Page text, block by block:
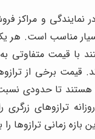
نمایندگی و مراکز
مناسب است. هر یک
با قیمت متفاوتی
قیمت برخی از
هستند تا حدودی
ترازوهای زرگری
زمانی ترازوها را